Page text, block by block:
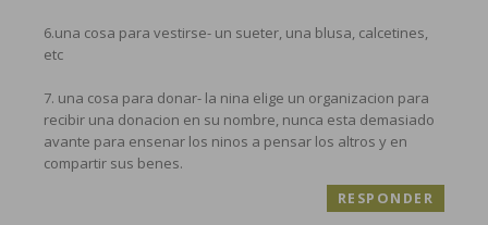
6.una cosa para vestirse- un sueter, una blusa, calcetines,
etc
7. una cosa para donar- la nina elige un organizacion para
recibir una donacion en su nombre, nunca esta demasiado
avante para ensenar los ninos a pensar los altros y en
compartir sus benes.
RESPONDER